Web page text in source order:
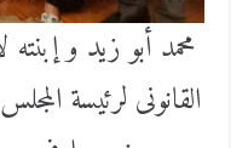
محمد أبو زيد و إبنته
القانونى لرئيسة